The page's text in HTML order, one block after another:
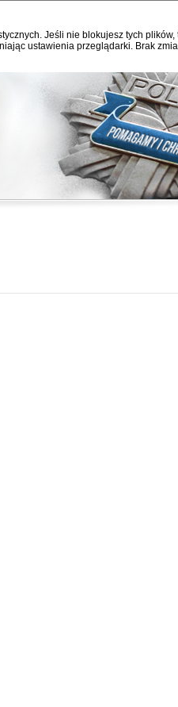
Jeśli nie blokujesz tych
ustawienia przeglądarki. Brak